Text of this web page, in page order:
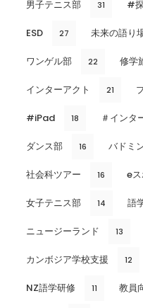
男子テニス部 31 #
ESD 27 未来の語り
ワンゲル部 22 修学
インターアクト 21
#iPad 18 ＃インタ
ダンス部 16 バドミ
社会科ツアー 16 e
女子テニス部 14 語
ニュージーランド 13
カンボジア学校支援 12
NZ語学研修 11 教員